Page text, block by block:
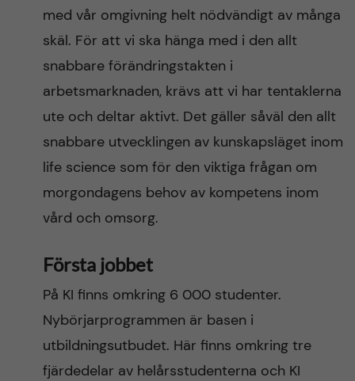
med vår omgivning helt nödvändigt av många
skäl. För att vi ska hänga med i den allt
snabbare förändringstakten i
arbetsmarknaden, krävs att vi har tentaklerna
ute och deltar aktivt. Det gäller såväl den allt
snabbare utvecklingen av kunskapsläget inom
life science som för den viktiga frågan om
morgondagens behov av kompetens inom
vård och omsorg.
Första jobbet
På KI finns omkring 6 000 studenter.
Nybörjarprogrammen är basen i
utbildningsutbudet. Här finns omkring tre
fjärdedelar av helårsstudenterna och KI